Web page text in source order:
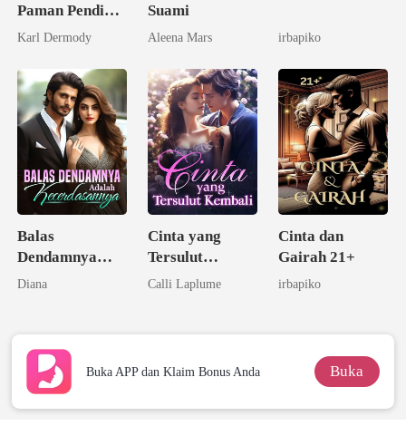
Paman Pendiam
dari Mantan
Karl Dermody
Suami
Aleena Mars irbapiko
Balas
Dendamnya
Adalah
Diana
Cinta yang
Tersulut
Kembali
Calli Laplume
Cinta dan
Gairah 21+
irbapiko
Buka APP dan Klaim Bonus Anda Buka